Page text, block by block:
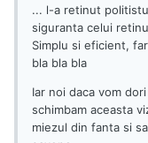
... l-a retinut
siguranta celui
Simplu si eficient,
bla bla bla
Iar noi daca vom
schimbam aceasta
miezul din fanta si